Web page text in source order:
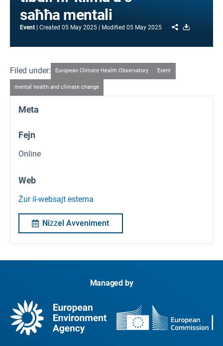
saħħa mentali
Event Created 05 May 2025 Modified 05 May 2025 Share
Filed under: European Climate Health Observatory Event
mental health and climate change
Meta
Fejn
Online
Web
Żur il-websajt esterna
Niżżel Avveniment
Managed by